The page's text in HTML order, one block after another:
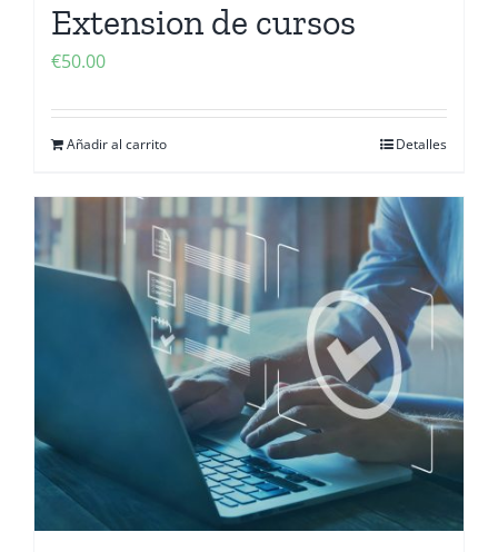
Extension de cursos
€50.00
Añadir al carrito Detalles